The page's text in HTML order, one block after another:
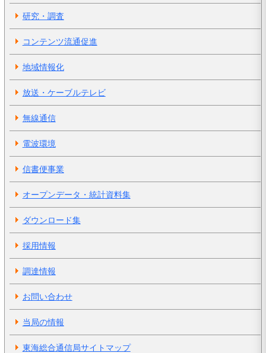
研究・調査
コンテンツ流通促進
地域情報化
放送・ケーブルテレビ
無線通信
電波環境
信書便事業
オープンデータ・統計資料集
ダウンロード集
採用情報
調達情報
お問い合わせ
当局の情報
東海総合通信局サイトマップ